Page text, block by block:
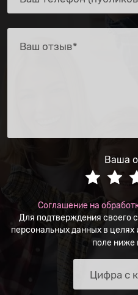
Ваша
Соглашение на
Для подтверждения своего
персональных данных в целях
поле ниже